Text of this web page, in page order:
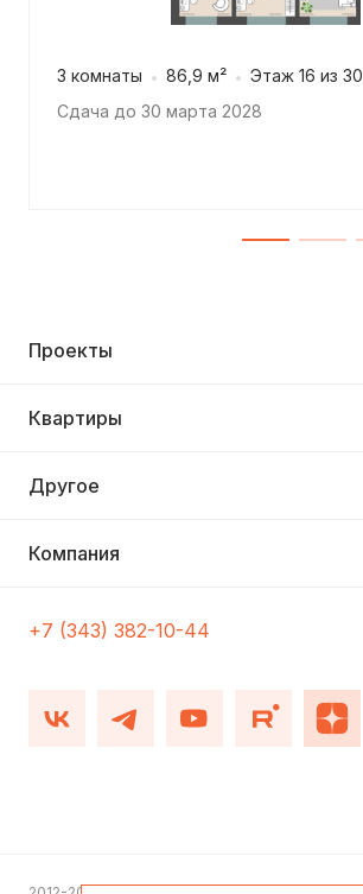
3 комнаты 86,9 м²
Этаж 16 из 30
Сдача до 30 марта 2028
Проекты
Квартиры
Другое
Компания
+7 (343) 382-10-44